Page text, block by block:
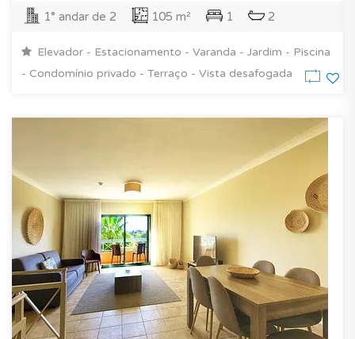
1° andar de 2 105 m² 1 2
Elevador - Estacionamento - Varanda - Jardim - Piscina
- Condomínio privado - Terraço - Vista desafogada